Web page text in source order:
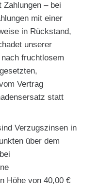
Zahlungen – bei
mit einer
in Rückstand,
unserer
fruchtlosem
Vertrag
statt
Verzugszinsen in
über dem
Höhe von 40,00 €